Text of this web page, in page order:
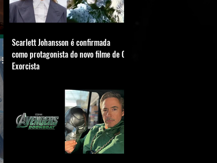
Scarlett Johansson é confirmada
como protagonista do novo filme de O
Exorcista